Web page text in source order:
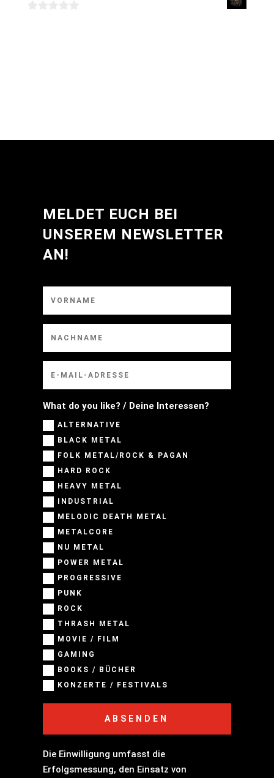
MELDET EUCH BEI
UNSEREM NEWSLETTER
AN!
What do you like? / Deine Interessen?
ALTERNATIVE
BLACK METAL
FOLK METAL/ROCK & PAGAN
HARD ROCK
HEAVY METAL
INDUSTRIAL
MELODIC DEATH METAL
METALCORE
NU METAL
POWER METAL
PROGRESSIVE
PUNK
ROCK
THRASH METAL
MOVIE / FILM
GAMING
BOOKS / BÜCHER
KONZERTE / FESTIVALS
ABSENDEN
Die Einwilligung umfasst die
Erfolgsmessung, den Einsatz von